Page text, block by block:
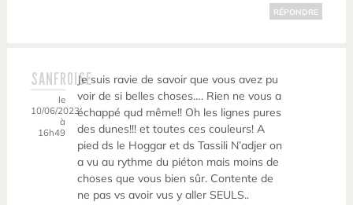
RÉPONDRE
SANFROISE
le
10/06/2023
à
16h49
Je suis ravie de savoir que vous avez pu
voir de si belles choses…. Rien ne vous a
échappé qud même!! Oh les lignes pures
des dunes!!! et toutes ces couleurs! A
pied ds le Hoggar et ds Tassili N’adjer on
a vu au rythme du piéton mais moins de
choses que vous bien sûr. Contente de
ne pas vs avoir vus y aller SEULS..